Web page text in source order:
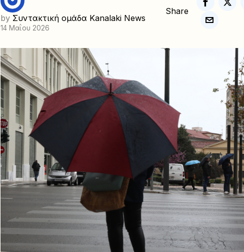
by Συντακτική ομάδα Kanalaki News
14 Μαΐου 2026
Share